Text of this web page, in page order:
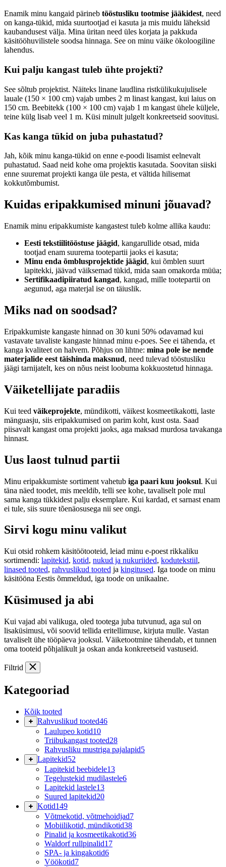
Enamik minu kangaid pärineb tööstusliku tootmise jääkidest, need
on kanga-tükid, mida suurtootjad ei kasuta ja mis muidu läheksid
kaubandusest välja. Mina üritan need üles korjata ja pakkuda
käsitööhuvilistele soodsa hinnaga. See on minu väike ökoloogiline
lahendus.
Kui palju kangast tuleb ühte projekti?
See sõltub projektist. Näiteks linane laudlina ristkülikukujulisele
lauale (150 × 100 cm) vajab umbes 2 m linast kangast, kui laius on
150 cm. Beebitekk (100 × 100 cm) vajab 1 m kangast ühele küljele,
teine külg lisab veel 1 m. Küsi minult julgelt konkreetseid soovitusi.
Kas kanga tükid on juba puhastatud?
Jah, kõik minu kanga-tükid on enne e-poodi lisamist eelnevalt
puhastatud. Saad neid kohe oma projektis kasutada. Soovitan siiski
enne suuremat projekti kanga üle pesta, et vältida hilisemat
kokkutõmbumist.
Kuidas eripakkumised minuni jõuavad?
Enamik minu eripakkumiste kangastest tuleb kolme allika kaudu:
Eesti tekstiilitööstuse jäägid, kangarullide otsad, mida
tootjad enam suurema tootepartii jaoks ei kasuta;
Minu enda õmblusprojektide jäägid, kui õmblen suurt
lapitekki, jäävad väiksemad tükid, mida saan omakorda müüa;
Sertifikaadipiiratud kangad, kangad, mille tootepartii on
aegunud, aga materjal ise on täiuslik.
Miks nad on soodsad?
Eripakkumiste kangaste hinnad on 30 kuni 50% odavamad kui
vastavate tavaliste kangaste hinnad minu e-poes. See ei tähenda, et
kanga kvaliteet on halvem. Põhjus on lihtne: mina pole ise nende
materjalide eest täishinda maksnud, need tulevad tööstusliku
jäägi tarnijatelt, kes on nõus neist loobuma kokkuostetud hinnaga.
Väiketellijate paradiis
Kui teed väikeprojekte, mündikotti, väikest kosmeetikakotti, laste
mänguasju, siis eripakkumised on parim koht, kust osta. Saad
piisavalt kangast oma projekti jaoks, aga maksad murdosa tavakanga
hinnast.
Uus laost tulnud partii
Minu eripakkumiste sortiment vahetub iga paari kuu jooksul. Kui
täna näed toodet, mis meeldib, telli see kohe, tavaliselt pole mul
sama kanga tükkidest palju eksemplare. Kui kardad, et sarnast enam
ei tule, siis suure tõenäosusega nii see ongi.
Sirvi kogu minu valikut
Kui otsid rohkem käsitöötooteid, leiad minu e-poest rikkaliku
sortimendi: lapitekid, kotid, nukud ja nukuriided, kodutekstiil,
linased tooted, rahvuslikud tooted ja kingitused. Iga toode on minu
käsitööna Eestis õmmeldud, iga toode on unikaalne.
Küsimused ja abi
Kui vajad abi valikuga, oled tootega juba tutvunud, aga sul on
lisaküsimusi, või soovid tellida eritellimuse, kirjuta mulle. Vastan
tavaliselt ühe tööpäeva jooksul. Väiketootmine tähendab, et tunnen
oma tooteid põhjalikult ja oskan anda konkreetseid vastuseid.
Filtrid
Kategooriad
Kõik tooted
Rahvuslikud tooted46
Laulupeo kotid10
Triibukangast tooted28
Rahvusliku mustriga pajalapid5
Lapitekid52
Lapitekid beebidele13
Tegelustekid mudilastele6
Lapitekid lastele13
Suured lapitekid20
Kotid149
Võtmekotid, võtmehoidjad7
Mobiilikotid, mündikotid38
Pinalid ja kosmeetikakotid36
Waldorf rullpinalid17
SPA- ja kingakotid6
Vöökotid7